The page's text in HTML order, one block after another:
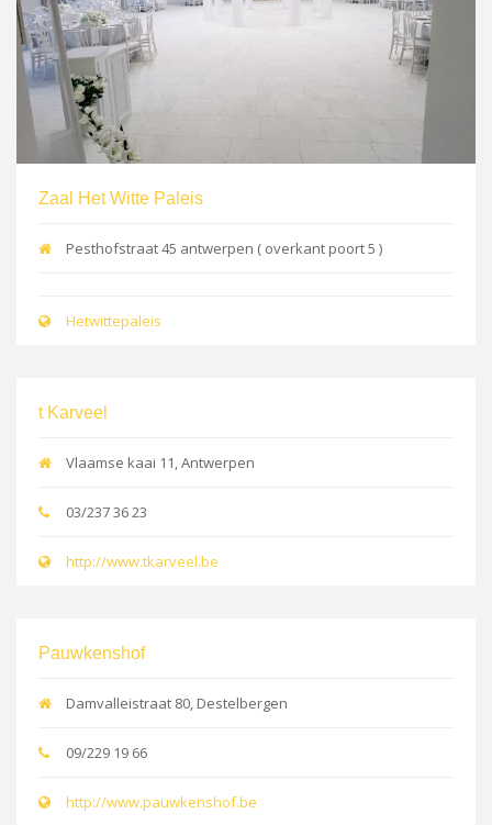
Zaal Het Witte Paleis
Pesthofstraat 45 antwerpen ( overkant poort 5 )
Hetwittepaleis
t Karveel
Vlaamse kaai 11, Antwerpen
03/237 36 23
http://www.tkarveel.be
Pauwkenshof
Damvalleistraat 80, Destelbergen
09/229 19 66
http://www.pauwkenshof.be